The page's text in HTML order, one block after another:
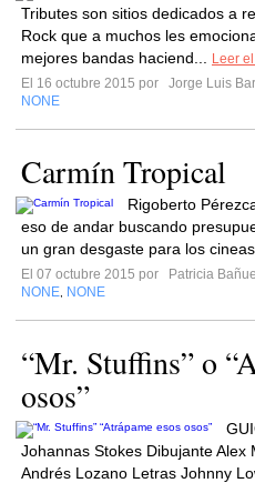
Tributes son sitios dedicados a
Rock que a muchos les
mejores bandas haciend...
Leer
El 16 octubre 2015 por
Jorge Luis
NONE
Carmín Tropical
Rigoberto
eso de andar buscando
un gran desgaste para los
El 07 octubre 2015 por
Patricia
NONE NONE
“Mr. Stuffins” o
osos”
Johannas Stokes Dibujante Alex
Andrés Lozano Letras Johnny